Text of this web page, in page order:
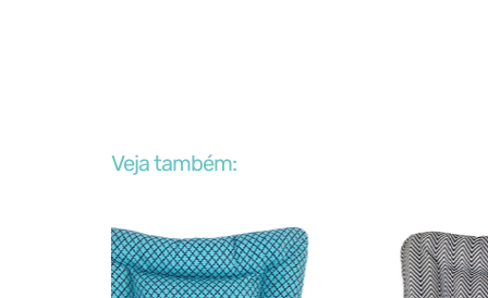
Veja também: